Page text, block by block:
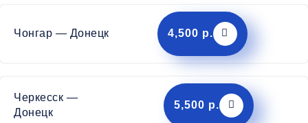
Чонгар — Донецк 4,500 р.
Черкесск —
Донецк
5,500 р.